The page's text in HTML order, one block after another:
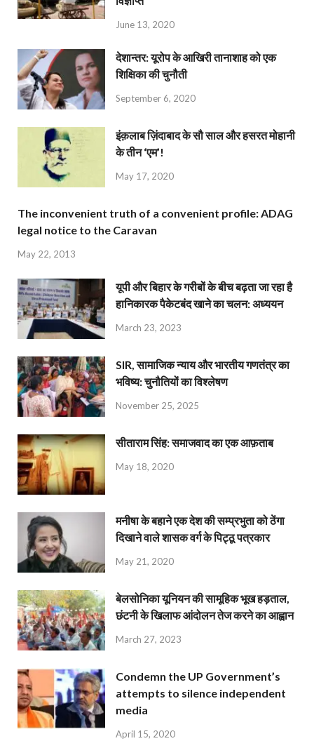
June 13, 2020
देशान्‍तर: यूरोप के आखिरी तानाशाह को एक
शिक्षिका की चुनौती
September 6, 2020
इंक़लाब ज़िंदाबाद के सौ साल और हसरत मोहानी
के तीन ‘एम’!
May 17, 2020
The inconvenient truth of a convenient profile: ADAG
legal notice to the Caravan
May 22, 2013
यूपी और बिहार के गरीबों के बीच बढ़ता जा रहा है
हानिकारक पैकेटबंद खाने का चलन: अध्ययन
March 23, 2023
SIR, सामाजिक न्याय और भारतीय गणतंत्र का
भविष्य: चुनौतियों का विश्लेषण
November 25, 2025
सीताराम सिंह: समाजवाद का एक आफ़ताब
May 18, 2020
मनीषा के बहाने एक देश की सम्प्रभुता को ठेंगा
दिखाने वाले शासक वर्ग के पिट्ठू पत्रकार
May 21, 2020
बेलसोनिका यूनियन की सामूहिक भूख हड़ताल,
छंटनी के खिलाफ आंदोलन तेज करने का आह्वान
March 27, 2023
Condemn the UP Government’s
attempts to silence independent
media
April 15, 2020